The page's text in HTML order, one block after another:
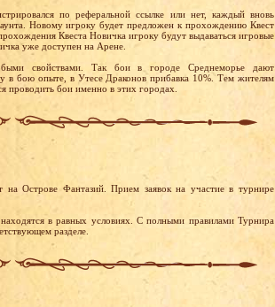
по реферальной ссылке или нет, каждый вновь
Новому игроку будет предложен к прохождению Квест
Квеста Новичка игроку будут выдаваться игровые
уже доступен на Арене.
свойствами. Так бои в городе Среднеморье дают
в бою опыте, в Утесе Драконов прибавка 10%. Тем жителям
проводить бои именно в этих городах.
Острове Фантазий. Прием заявок на участие в турнире
в равных условиях. С полными правилами Турнира
разделе.